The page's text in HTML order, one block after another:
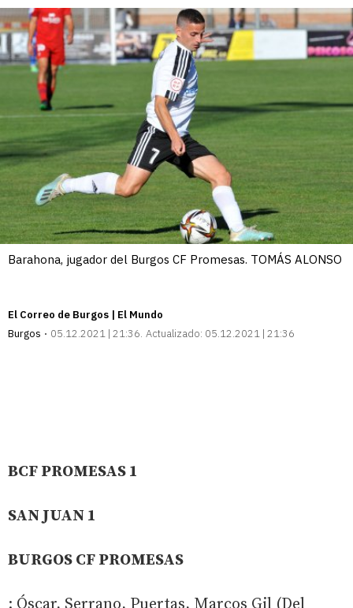
Barahona, jugador del Burgos CF Promesas. TOMÁS ALONSO
El Correo de Burgos | El Mundo
Burgos
05.12.2021 | 21:36 Actualizado: 05.12.2021 | 21:36
BCF PROMESAS 1
SAN JUAN 1
BURGOS CF PROMESAS